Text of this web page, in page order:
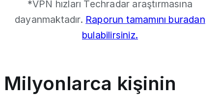
*VPN hızları Techradar araştırmasına
dayanmaktadır. Raporun tamamını buradan
bulabilirsiniz.
Milyonlarca kişinin